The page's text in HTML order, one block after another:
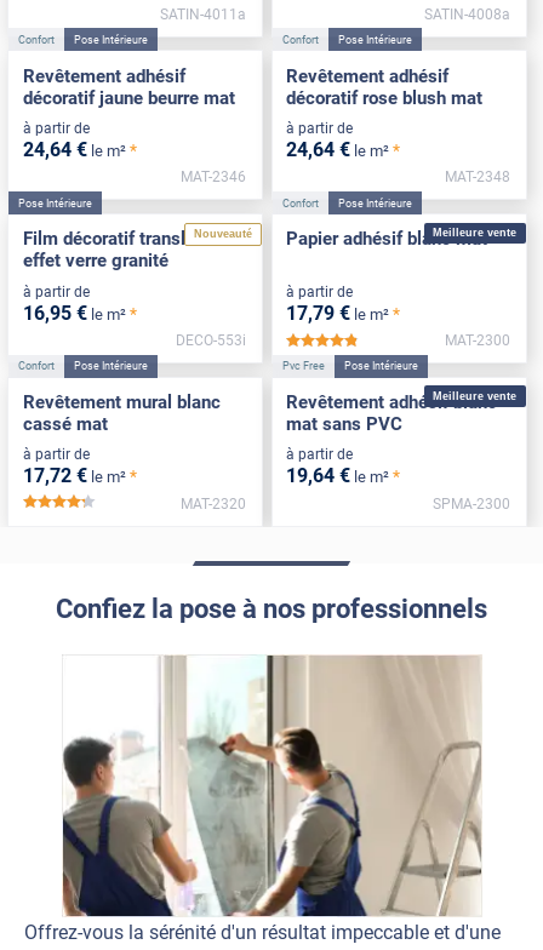
SATIN-4011a SATIN-4008a
Confort Pose Intérieure
Revêtement adhésif
décoratif jaune beurre mat
à partir de
24,64 € le m² *
MAT-2346
Confort Pose Intérieure
Revêtement adhésif
décoratif rose blush mat
à partir de
24,64 € le m² *
MAT-2348
Nouveauté
Pose Intérieure
Film décoratif translucide
effet verre granité
à partir de
16,95 € le m² *
DECO-553i
Meilleure vente
Confort Pose Intérieure
Papier adhésif blanc mat
à partir de
17,79 € le m² *
*****
MAT-2300
Confort Pose Intérieure
Revêtement mural blanc
cassé mat
à partir de
17,72 € le m² *
*****
MAT-2320
Meilleure vente
Pvc Free Pose Intérieure
Revêtement adhésif blanc
mat sans PVC
à partir de
19,64 € le m² *
SPMA-2300
Confiez la pose à nos professionnels
Offrez-vous la sérénité d'un résultat impeccable et d'une